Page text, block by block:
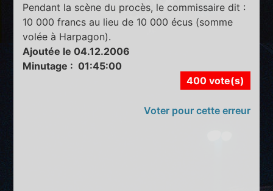
Pendant la scène du procès, le commissaire dit :
10 000 francs au lieu de 10 000 écus (somme
volée à Harpagon).
Ajoutée le 04.12.2006
Minutage : 01:45:00
400 vote(s)
Voter pour cette erreur